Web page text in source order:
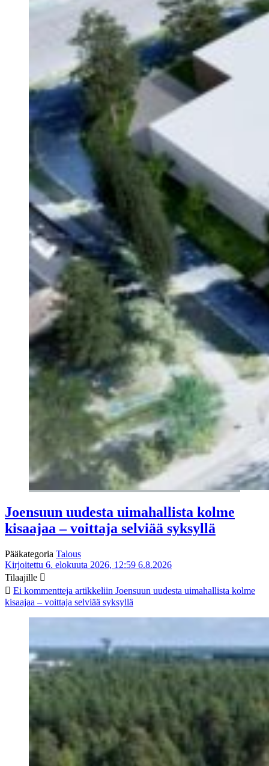
Joensuun uudesta uimahallista kolme
kisaajaa – voittaja selviää syksyllä
Pääkategoria Talous
Kirjoitettu 6. elokuuta 2026, 12:59 6.8.2026
Tilaajille
Ei kommentteja artikkeliin Joensuun uudesta uimahallista kolme
kisaajaa – voittaja selviää syksyllä